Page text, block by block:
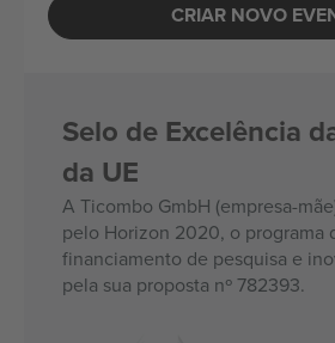
CRIAR NOVO
Selo de Excelência
da UE
A Ticombo GmbH (empresa-
pelo Horizon 2020, o programa
financiamento de pesquisa e
pela sua proposta nº 782393.